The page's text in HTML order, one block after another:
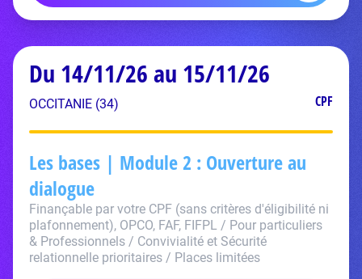
Du 14/11/26 au 15/11/26
OCCITANIE (34) CPF
Les bases | Module 2 : Ouverture au
dialogue
Finançable par votre CPF (sans critères d'éligibilité ni
plafonnement), OPCO, FAF, FIFPL / Pour particuliers
& Professionnels / Convivialité et Sécurité
relationnelle prioritaires / Places limitées